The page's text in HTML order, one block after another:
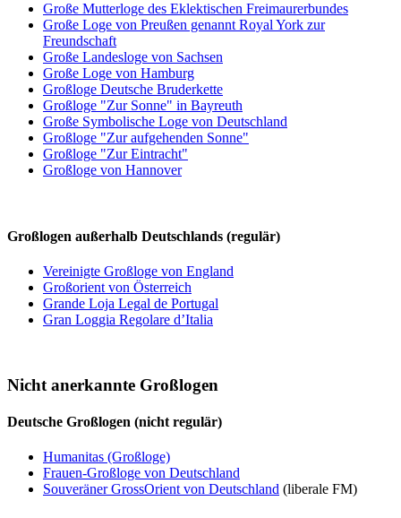
Große Mutterloge des Eklektischen Freimaurerbundes
Große Loge von Preußen genannt Royal York zur
Freundschaft
Große Landesloge von Sachsen
Große Loge von Hamburg
Großloge Deutsche Bruderkette
Großloge "Zur Sonne" in Bayreuth
Große Symbolische Loge von Deutschland
Großloge "Zur aufgehenden Sonne"
Großloge "Zur Eintracht"
Großloge von Hannover
Großlogen außerhalb Deutschlands (regulär)
Vereinigte Großloge von England
Großorient von Österreich
Grande Loja Legal de Portugal
Gran Loggia Regolare d’Italia
Nicht anerkannte Großlogen
Deutsche Großlogen (nicht regulär)
Humanitas (Großloge)
Frauen-Großloge von Deutschland
Souveräner GrossOrient von Deutschland (liberale FM)